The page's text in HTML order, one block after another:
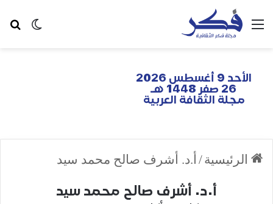
الأحد 9 أغسطس 2026
26 صفر 1448 هـ
مجلة الثقافة العربية
الرئيسية/ أ.د. أشرف صالح محمد سيد
أ.د. أشرف صالح محمد سيد